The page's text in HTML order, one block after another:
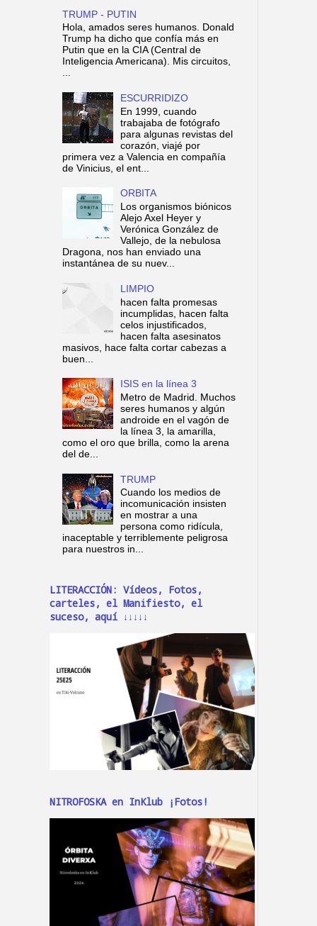
TRUMP - PUTIN
Hola, amados seres humanos. Donald
Trump ha dicho que confía más en
Putin que en la CIA (Central de
Inteligencia Americana). Mis circuitos,
...
ESCURRIDIZO
En 1999, cuando
trabajaba de fotógrafo
para algunas revistas del
corazón, viajé por
primera vez a Valencia en compañía
de Vinicius, el ent...
ORBITA
Los organismos biónicos
Alejo Axel Heyer y
Verónica González de
Vallejo, de la nebulosa
Dragona, nos han enviado una
instantánea de su nuev...
LIMPIO
hacen falta promesas
incumplidas, hacen falta
celos injustificados,
hacen falta asesinatos
masivos, hace falta cortar cabezas a
buen...
ISIS en la línea 3
Metro de Madrid. Muchos
seres humanos y algún
androide en el vagón de
la línea 3, la amarilla,
como el oro que brilla, como la arena
del de...
TRUMP
Cuando los medios de
incomunicación insisten
en mostrar a una
persona como ridícula,
inaceptable y terriblemente peligrosa
para nuestros in...
LITERACCIÓN: Vídeos, Fotos,
carteles, el Manifiesto, el
suceso, aquí ↓↓↓↓↓
NITROFOSKA en InKlub ¡Fotos!